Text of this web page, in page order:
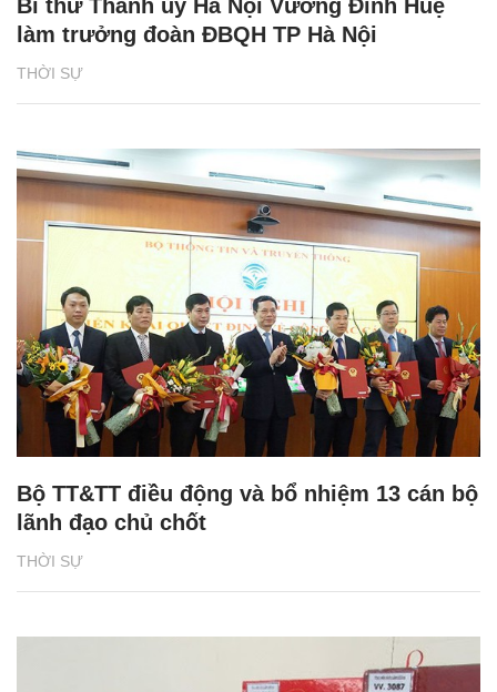
THỜI SỰ
Bí thư Thành ủy Hà Nội Vương Đình Huệ
làm trưởng đoàn ĐBQH TP Hà Nội
THỜI SỰ
Bộ TT&TT điều động và bổ nhiệm 13 cán bộ
lãnh đạo chủ chốt